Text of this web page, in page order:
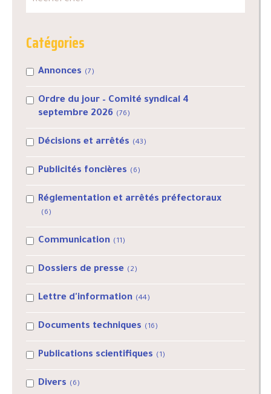
Catégories
Annonces (7)
Ordre du jour – Comité syndical 4
septembre 2026 (76)
Décisions et arrêtés (43)
Publicités foncières (6)
Réglementation et arrêtés préfectoraux
(6)
Communication (11)
Dossiers de presse (2)
Lettre d'information (44)
Documents techniques (16)
Publications scientifiques (1)
Divers (6)